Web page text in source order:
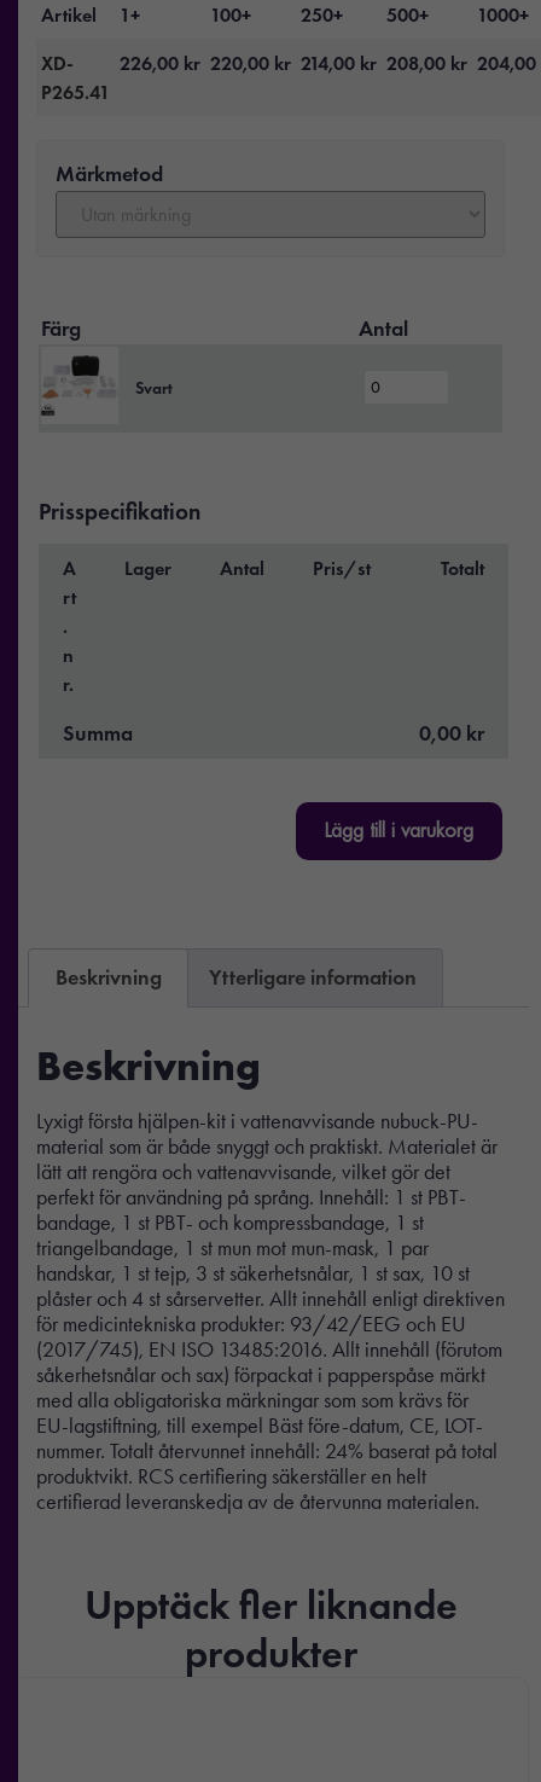
Artikel 1+ 100+ 250+ 500+
1000+
XD-
P265.41
226,00 kr 220,00 kr 214,00 kr 208,00 kr 204,00
Märkmetod
Färg Antal
Svart
Prisspecifikation
A
rt
.
n
r.
Lager Antal Pris/st Totalt
Summa 0,00 kr
Lägg till i varukorg
Beskrivning Ytterligare information
Beskrivning
Lyxigt första hjälpen-kit i vattenavvisande nubuck-PU-
material som är både snyggt och praktiskt. Materialet är
lätt att rengöra och vattenavvisande, vilket gör det
perfekt för användning på språng. Innehåll: 1 st PBT-
bandage, 1 st PBT- och kompressbandage, 1 st
triangelbandage, 1 st mun mot mun-mask, 1 par
handskar, 1 st tejp, 3 st säkerhetsnålar, 1 st sax, 10 st
plåster och 4 st sårservetter. Allt innehåll enligt direktiven
för medicintekniska produkter: 93/42/EEG och EU
(2017/745), EN ISO 13485:2016. Allt innehåll (förutom
såkerhetsnålar och sax) förpackat i papperspåse märkt
med alla obligatoriska märkningar som som krävs för
EU-lagstiftning, till exempel Bäst före-datum, CE, LOT-
nummer. Totalt återvunnet innehåll: 24% baserat på total
produktvikt. RCS certifiering säkerställer en helt
certifierad leveranskedja av de återvunna materialen.
Upptäck fler liknande
produkter